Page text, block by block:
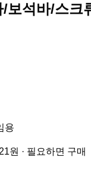
보석바/스크
용
원 · 필요하면 구매